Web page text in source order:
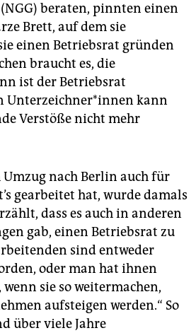
beraten, pinnten einen
Brett, auf dem sie
einen Betriebsrat gründen
braucht es, die
ist der Betriebsrat
Un­ter­zeich­ne­r*in­nen kann
Verstöße nicht mehr
nach Berlin auch für
gearbeitet hat, wurde damals
dass es auch in anderen
gab, einen Betriebsrat zu
sind entweder
oder man hat ihnen
sie so weitermachen,
aufsteigen werden.“ So
über viele Jahre